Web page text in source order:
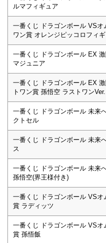
ルマフィギュア
一番くじ ドラゴンボール VSオ
ワン賞 オレンジピッコロフィ
一番くじ ドラゴンボール EX
マジュニア
一番くじ ドラゴンボール EX
トワン賞 孫悟空 ラストワンVer.
一番くじ ドラゴンボール 未来
クトセル
一番くじ ドラゴンボール 未来
ス
一番くじ ドラゴンボール 未来
孫悟空(界王様付き)
一番くじ ドラゴンボール VSオ
賞 ラディッツ
一番くじ ドラゴンボール VSオ
賞 孫悟飯